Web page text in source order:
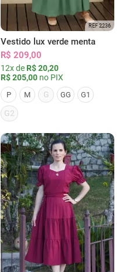
REF 2236
Vestido lux verde menta
R$ 209,00
12x de R$ 20,20
R$ 205,00 no PIX
P M G GG G1
G2